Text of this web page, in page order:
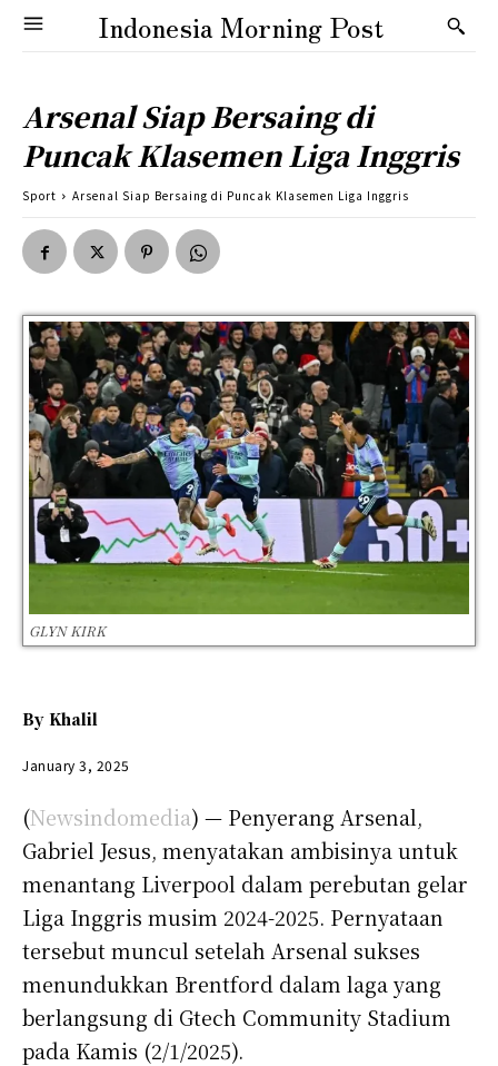
Indonesia Morning Post
Arsenal Siap Bersaing di
Puncak Klasemen Liga Inggris
Sport Arsenal Siap Bersaing di Puncak Klasemen Liga Inggris
GLYN KIRK
By Khalil
January 3, 2025
(Newsindomedia) — Penyerang Arsenal,
Gabriel Jesus, menyatakan ambisinya untuk
menantang Liverpool dalam perebutan gelar
Liga Inggris musim 2024-2025. Pernyataan
tersebut muncul setelah Arsenal sukses
menundukkan Brentford dalam laga yang
berlangsung di Gtech Community Stadium
pada Kamis (2/1/2025).